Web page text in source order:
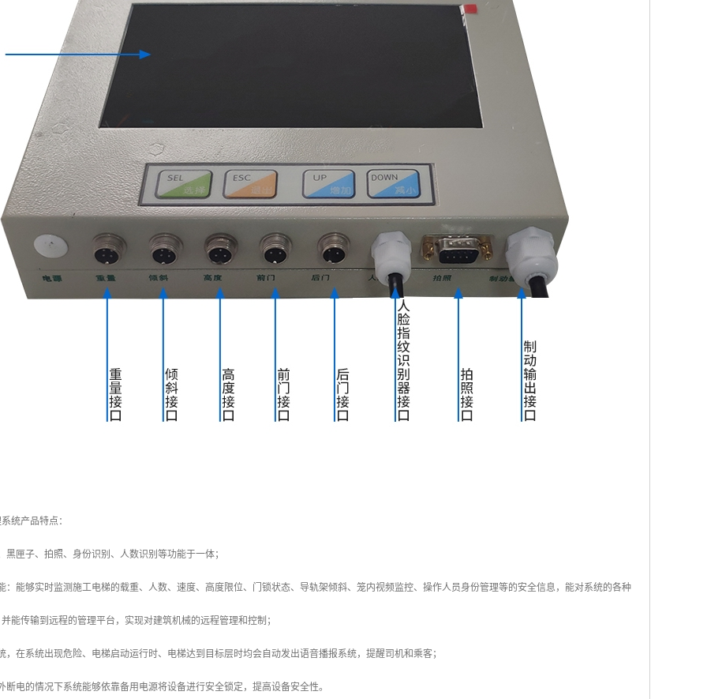
统产品特点：
黑匣子、拍照、身份识别、人数识别等功能于一体；
：能够实时监测施工电梯的载重、人数、速度、高度限位、门锁状态、导轨架倾斜、笼内视频监控、操作人员身份管理等的安全信息，能对系统的各种
能传输到远程的管理平台，实现对建筑机械的远程管理和控制；
，在系统出现危险、电梯启动运行时、电梯达到目标层时均会自动发出语音播报系统，提醒司机和乘客；
断电的情况下系统能够依靠备用电源将设备进行安全锁定，提高设备安全性。